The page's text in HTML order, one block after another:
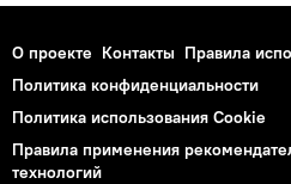
О проекте Контакты Правила
Политика конфиденциальности
Политика использования Cookie
Правила применения
технологий